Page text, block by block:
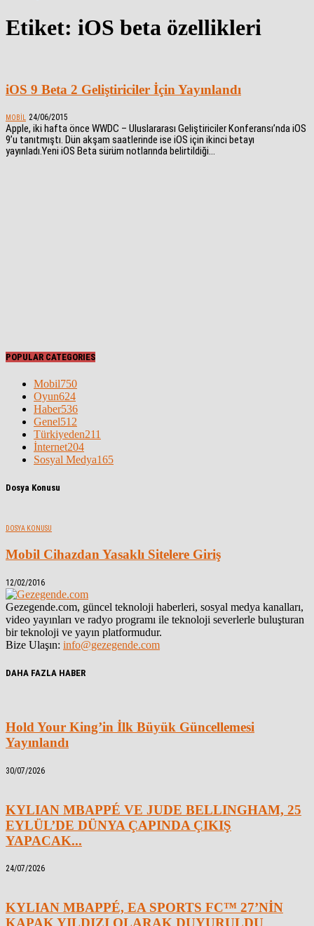
Etiket: iOS beta özellikleri
iOS 9 Beta 2 Geliştiriciler İçin Yayınlandı
MOBIL 24/06/2015
Apple, iki hafta önce WWDC – Uluslararası Geliştiriciler Konferansı’nda iOS
9’u tanıtmıştı. Dün akşam saatlerinde ise iOS için ikinci betayı
yayınladı.Yeni iOS Beta sürüm notlarında belirtildiği...
POPULAR CATEGORIES
Mobil750
Oyun624
Haber536
Genel512
Türkiyeden211
İnternet204
Sosyal Medya165
Dosya Konusu
DOSYA KONUSU
Mobil Cihazdan Yasaklı Sitelere Giriş
12/02/2016
Gezegende.com, güncel teknoloji haberleri, sosyal medya kanalları,
video yayınları ve radyo programı ile teknoloji severlerle buluşturan
bir teknoloji ve yayın platformudur.
Bize Ulaşın: info@gezegende.com
DAHA FAZLA HABER
Hold Your King’in İlk Büyük Güncellemesi
Yayınlandı
30/07/2026
KYLIAN MBAPPÉ VE JUDE BELLINGHAM, 25
EYLÜL’DE DÜNYA ÇAPINDA ÇIKIŞ
YAPACAK...
24/07/2026
KYLIAN MBAPPÉ, EA SPORTS FC™ 27’NİN
KAPAK YILDIZI OLARAK DUYURULDU